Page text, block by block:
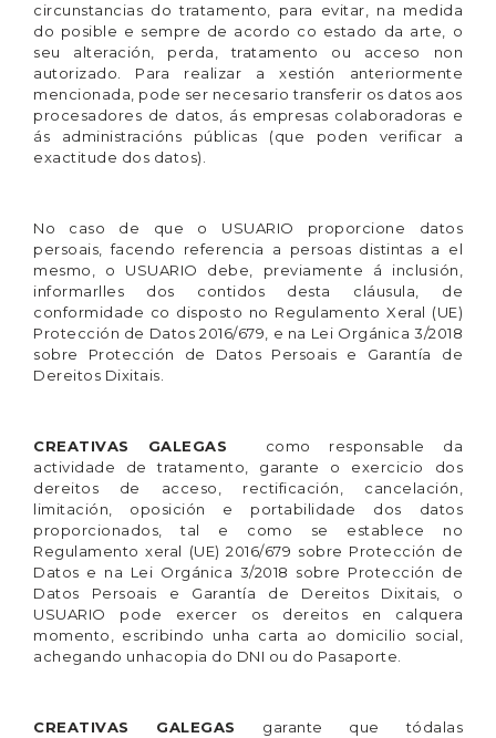
circunstancias do tratamento, para evitar, na medida
do posible e sempre de acordo co estado da arte, o
seu alteración, perda, tratamento ou acceso non
autorizado. Para realizar a xestión anteriormente
mencionada, pode ser necesario transferir os datos aos
procesadores de datos, ás empresas colaboradoras e
ás administracións públicas (que poden verificar a
exactitude dos datos).
No caso de que o USUARIO proporcione datos
persoais, facendo referencia a persoas distintas a el
mesmo, o USUARIO debe, previamente á inclusión,
informarlles dos contidos desta cláusula, de
conformidade co disposto no Regulamento Xeral (UE)
Protección de Datos 2016/679, e na Lei Orgánica 3/2018
sobre Protección de Datos Persoais e Garantía de
Dereitos Dixitais.
CREATIVAS GALEGAS como responsable da
actividade de tratamento, garante o exercicio dos
dereitos de acceso, rectificación, cancelación,
limitación, oposición e portabilidade dos datos
proporcionados, tal e como se establece no
Regulamento xeral (UE) 2016/679 sobre Protección de
Datos e na Lei Orgánica 3/2018 sobre Protección de
Datos Persoais e Garantía de Dereitos Dixitais, o
USUARIO pode exercer os dereitos en calquera
momento, escribindo unha carta ao domicilio social,
achegando unhacopia do DNI ou do Pasaporte.
CREATIVAS GALEGAS garante que tódalas